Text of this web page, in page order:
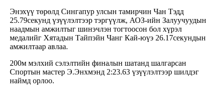
Энэхүү төрөлд Сингапур улсын тамирчин Чан Тэдд
25.79секунд үзүүлэлтээр тэргүүлж, АОЗ-ийн Залуучуудын
наадмын амжилтыг шинэчлэн тогтоосон бол хүрэл
медалийг Хятадын Тайпэйн Чанг Кай-юүэ 26.17секундын
амжилтаар авлаа.
200м мэлхий сэлэлтийн финалын шатанд шалгарсан
Спортын мастер Э.Энхмэнд 2:23.63 үзүүлэлтээр шилдэг
наймд орлоо.